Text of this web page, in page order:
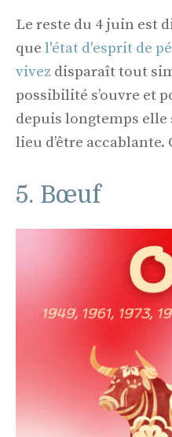
Le reste du 4 juin est
que l'état d'esprit de
vivez disparaît tout
possibilité s’ouvre et
depuis longtemps
lieu d’être accablante.
5. Bœuf